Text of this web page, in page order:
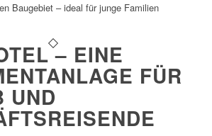
Baugebiet – ideal für junge Familien
– EINE
FÜR
UND